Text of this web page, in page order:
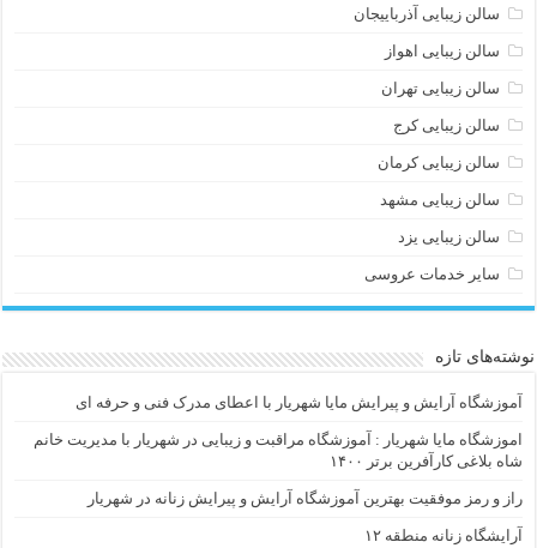
سالن زیبایی آذرباییجان
سالن زیبایی اهواز
سالن زیبایی تهران
سالن زیبایی کرج
سالن زیبایی کرمان
سالن زیبایی مشهد
سالن زیبایی یزد
سایر خدمات عروسی
نوشته‌های تازه
آموزشگاه آرایش و پیرایش مایا شهریار با اعطای مدرک فنی و حرفه ای
اموزشگاه مایا شهریار : آموزشگاه مراقبت و زیبایی در شهریار با مدیریت خانم
شاه بلاغی کارآفرین برتر ۱۴۰۰
راز و رمز موفقیت بهترین آموزشگاه آرایش و پیرایش زنانه در شهریار
آرایشگاه زنانه منطقه ۱۲